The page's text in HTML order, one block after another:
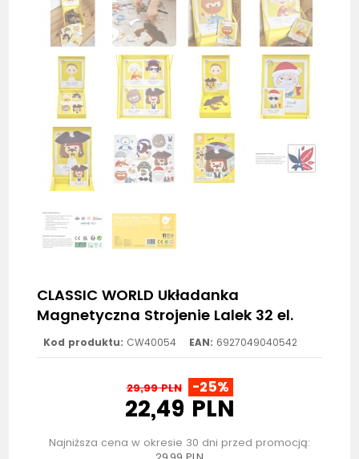
CLASSIC WORLD Układanka
Magnetyczna Strojenie Lalek 32 el.
Kod produktu: CW40054 EAN: 6927049040542
29,99 PLN -25%
22,49 PLN
Najniższa cena w okresie 30 dni przed promocją: